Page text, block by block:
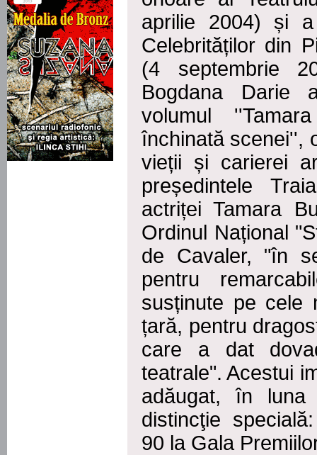
aprilie 2004) și
Celebrităților din
(4 septembrie
Bogdana Darie
volumul
închinată scenei'',
vieții și carierei
președintele
actriței Tamara
Ordinul Național
de Cavaler, "în
pentru
susținute pe cele
țară, pentru
care a dat
teatrale". Acestui
adăugat, în
distincţie
90 la Gala